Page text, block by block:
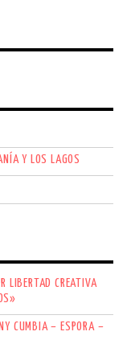
Y LOS LAGOS
LIBERTAD CREATIVA
CUMBIA – ESPORA –